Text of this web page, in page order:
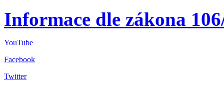
Informace dle zákona
YouTube
Facebook
Twitter